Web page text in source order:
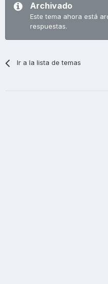
Archivado
Este tema ahora está
respuestas.
Ir a la lista de temas